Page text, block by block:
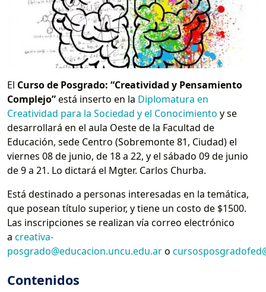
El Curso de Posgrado: “Creatividad y Pensamiento
Complejo”está inserto en la Diplomatura en
Creatividad para la Sociedad y el Conocimiento y se
desarrollará en el aula Oeste de la Facultad de
Educación, sede Centro (Sobremonte 81, Ciudad) el
viernes 08 de junio, de 18 a 22, y el sábado 09 de junio
de 9 a 21. Lo dictará el Mgter. Carlos Churba.
Está destinado a personas interesadas en la temática,
que posean título superior, y tiene un costo de $1500.
Las inscripciones se realizan vía correo electrónico
a creativa-
posgrado@educacion.uncu.edu.aro
Contenidos